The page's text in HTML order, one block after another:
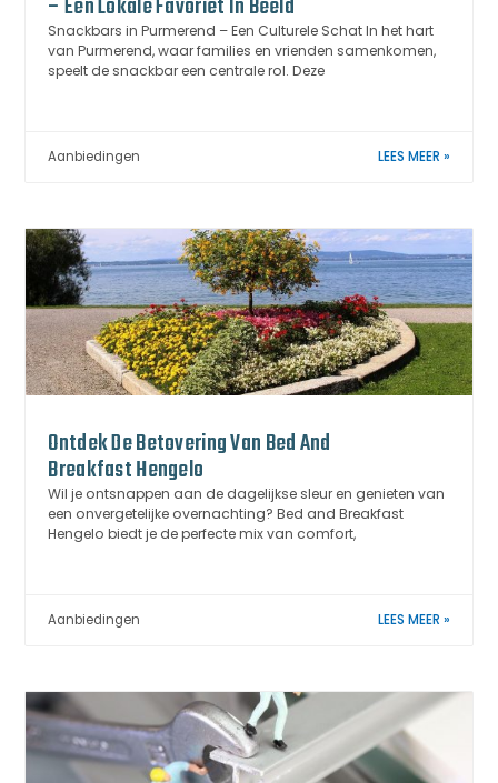
– Een Lokale Favoriet In Beeld
Snackbars in Purmerend – Een Culturele Schat In het hart
van Purmerend, waar families en vrienden samenkomen,
speelt de snackbar een centrale rol. Deze
Aanbiedingen LEES MEER »
Ontdek De Betovering Van Bed And
Breakfast Hengelo
Wil je ontsnappen aan de dagelijkse sleur en genieten van
een onvergetelijke overnachting? Bed and Breakfast
Hengelo biedt je de perfecte mix van comfort,
Aanbiedingen LEES MEER »